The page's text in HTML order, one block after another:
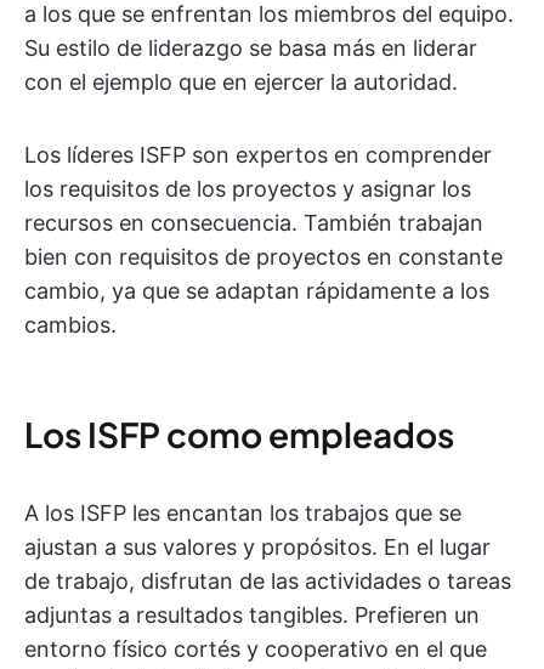
a los que se enfrentan los miembros del equipo.
Su estilo de liderazgo se basa más en liderar
con el ejemplo que en ejercer la autoridad.
Los líderes ISFP son expertos en comprender
los requisitos de los proyectos y asignar los
recursos en consecuencia. También trabajan
bien con requisitos de proyectos en constante
cambio, ya que se adaptan rápidamente a los
cambios.
Los ISFP como empleados
A los ISFP les encantan los trabajos que se
ajustan a sus valores y propósitos. En el lugar
de trabajo, disfrutan de las actividades o tareas
adjuntas a resultados tangibles. Prefieren un
entorno físico cortés y cooperativo en el que